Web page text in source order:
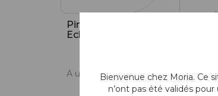
Pince Rétine
Eckardt 360°
A usage unique
Pince
Bienvenue chez Moria. Ce
n’ont pas été validés